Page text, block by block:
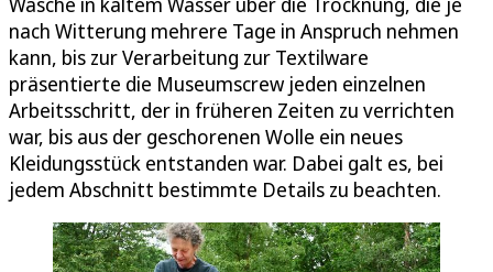
nach Witterung mehrere Tage in Anspruch nehmen
kann, bis zur Verarbeitung zur Textilware
präsentierte die Museumscrew jeden einzelnen
Arbeitsschritt, der in früheren Zeiten zu verrichten
war, bis aus der geschorenen Wolle ein neues
Kleidungsstück entstanden war. Dabei galt es, bei
jedem Abschnitt bestimmte Details zu beachten.